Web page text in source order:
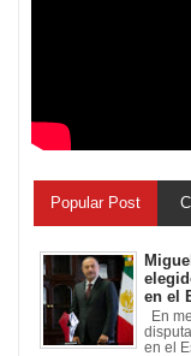
Popular Post
en el
En
en el